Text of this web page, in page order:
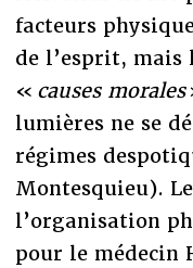
facteurs
de l’esprit, mais
« causes morales
lumières ne se
régimes
Montesquieu).
l’organisation
pour le médecin